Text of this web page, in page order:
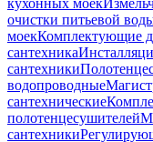
кухонных моек
очистки питьевой
моекКомплектующие
сантехника
сантехники
водопроводные
сантехнические
полотенцесушителей
сантехники